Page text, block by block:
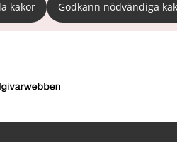
kakor Godkänn nödvändiga